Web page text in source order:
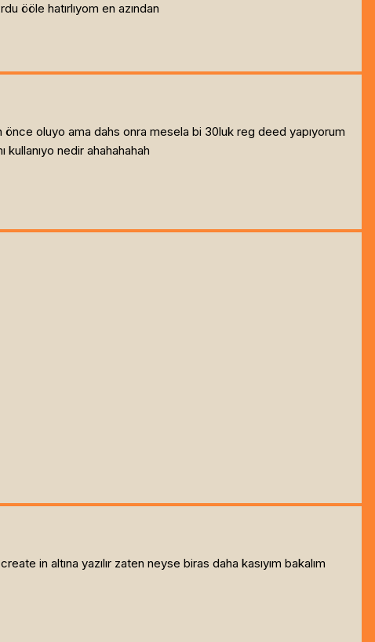
ööle hatırlıyom en azından
oluyo ama dahs onra mesela bi 30luk reg deed yapıyorum
nedir ahahahahah
in altına yazılır zaten neyse biras daha kasıyım bakalım